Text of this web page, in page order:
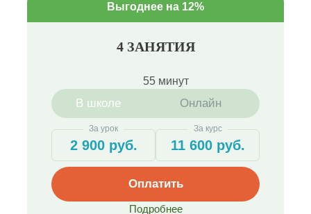
Выгоднее на 12%
4 ЗАНЯТИЯ
55 минут
В школе Онлайн
За урок
2 900 руб.
За курс
11 600 руб.
Оплатить
Подробнее